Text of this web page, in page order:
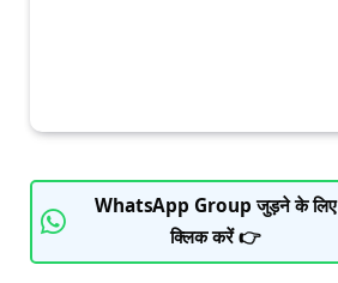
WhatsApp Group जुड़ने के लिए
क्लिक करें 👉